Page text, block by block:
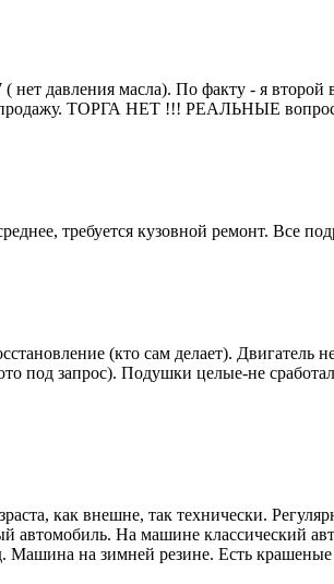
давления масла). По факту - я второй
продажу. ТОРГА НЕТ !!! РЕАЛЬНЫЕ
требуется кузовной ремонт. Все
(кто сам делает). Двигатель
под запрос). Подушки целые-не
как внешне, так технически.
На машине классический
Машина на зимней резине. Есть